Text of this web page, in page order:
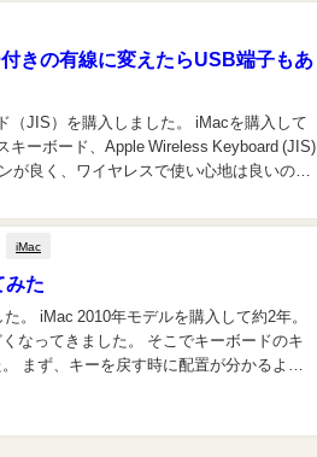
きの有線に変えたらUSB端子もあ
（JIS）を購入しました。 iMacを購入して
キーボード、Apple Wireless Keyboard (JIS)
が良く、ワイヤレスで使い心地は良いので
と、テンキー付きが...
iMac
みた
。 iMac 2010年モデルを購入して約2年。
なってきました。 そこでキーボードのキ
まず、キーを戻す時に配置が分かるよう